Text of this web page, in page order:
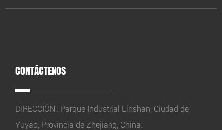
CONTÁCTENOS
DIRECCIÓN : Parque Industrial Linshan, Ciudad de
Yuyao, Provincia de Zhejiang, China.